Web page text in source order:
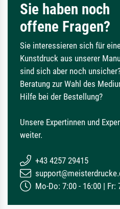
Sie haben noch
offene Fragen?
Sie interessieren sich für
Kunstdruck aus unserer
sind sich aber noch
Beratung zur Wahl des
Hilfe bei der Bestellung?
Unsere Expertinnen und
weiter.
+43 4257 29415
Mo-Do: 7:00 - 16:00 | Fr: